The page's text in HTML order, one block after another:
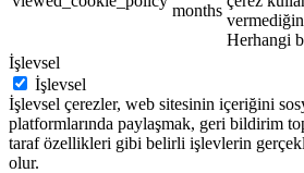
months
Herhangi
İşlevsel
İşlevsel
İşlevsel çerezler, web sitesinin içeriğini
platformlarında paylaşmak, geri bildirim
taraf özellikleri gibi belirli işlevlerin
olur.